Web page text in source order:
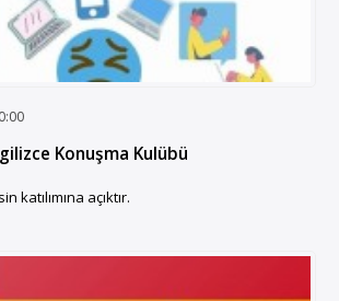
Konuşma Kulübü
katılımına açıktır.